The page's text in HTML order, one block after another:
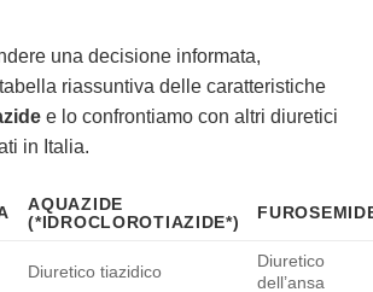
una decisione informata,
riassuntiva delle caratteristiche
e lo confrontiamo con altri diuretici
in Italia.
AQUAZIDE
(*IDROCLOROTIAZIDE*)
Diuretico tiazidico
Diuretico
dell’ansa